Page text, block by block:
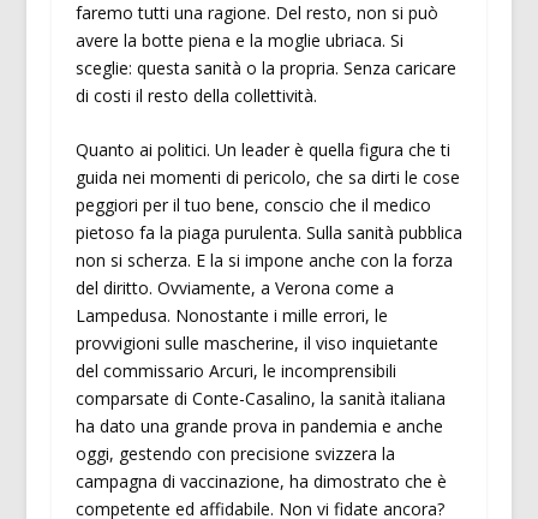
faremo tutti una ragione. Del resto, non si può
avere la botte piena e la moglie ubriaca. Si
sceglie: questa sanità o la propria. Senza caricare
di costi il resto della collettività.
Quanto ai politici. Un leader è quella figura che ti
guida nei momenti di pericolo, che sa dirti le cose
peggiori per il tuo bene, conscio che il medico
pietoso fa la piaga purulenta. Sulla sanità pubblica
non si scherza. E la si impone anche con la forza
del diritto. Ovviamente, a Verona come a
Lampedusa. Nonostante i mille errori, le
provvigioni sulle mascherine, il viso inquietante
del commissario Arcuri, le incomprensibili
comparsate di Conte-Casalino, la sanità italiana
ha dato una grande prova in pandemia e anche
oggi, gestendo con precisione svizzera la
campagna di vaccinazione, ha dimostrato che è
competente ed affidabile. Non vi fidate ancora?